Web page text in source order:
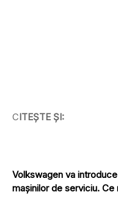
CITEȘTE ȘI:
Volkswagen va
mașinilor de serviciu. Ce